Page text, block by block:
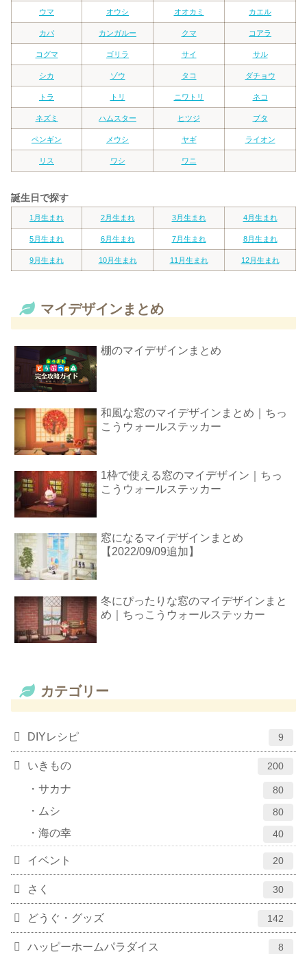
ウマ オウシ オオカミ カエル
カバ カンガルー クマ コアラ
コグマ ゴリラ サイ サル
シカ ゾウ タコ ダチョウ
トラ トリ ニワトリ ネコ
ネズミ ハムスター ヒツジ ブタ
ペンギン メウシ ヤギ ライオン
リス ワシ ワニ
誕生日で探す
1月生まれ 2月生まれ 3月生まれ 4月生まれ
5月生まれ 6月生まれ 7月生まれ 8月生まれ
9月生まれ 10月生まれ 11月生まれ 12月生まれ
マイデザインまとめ
棚のマイデザインまとめ
和風な窓のマイデザインまとめ｜ちっ
こうウォールステッカー
1枠で使える窓のマイデザイン｜ちっ
こうウォールステッカー
窓になるマイデザインまとめ
【2022/09/09追加】
冬にぴったりな窓のマイデザインまと
め｜ちっこうウォールステッカー
カテゴリー
DIYレシピ 9
いきもの 200
サカナ 80
ムシ 80
海の幸 40
イベント 20
さく 30
どうぐ・グッズ 142
ハッピーホームパラダイス 8